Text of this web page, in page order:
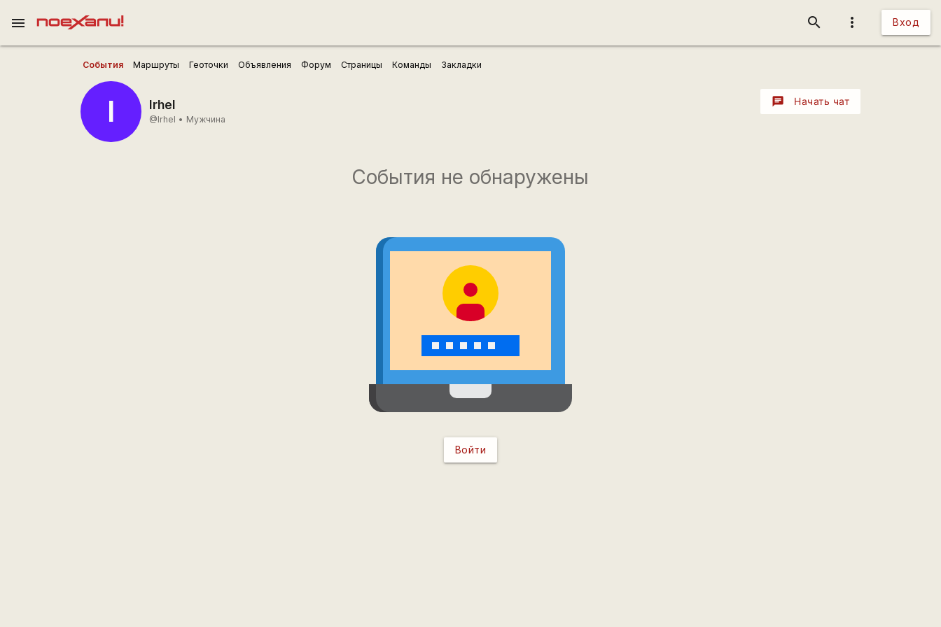
more_vert Вход
search
menu
События Маршруты Геоточки Объявления Форум Страницы Команды Закладки
I Irhel
@Irhel • Мужчина
chat Начать чат
События не обнаружены
Войти